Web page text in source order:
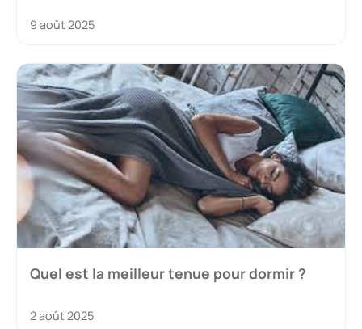
9 août 2025
Quel est la meilleur tenue pour dormir ?
2 août 2025